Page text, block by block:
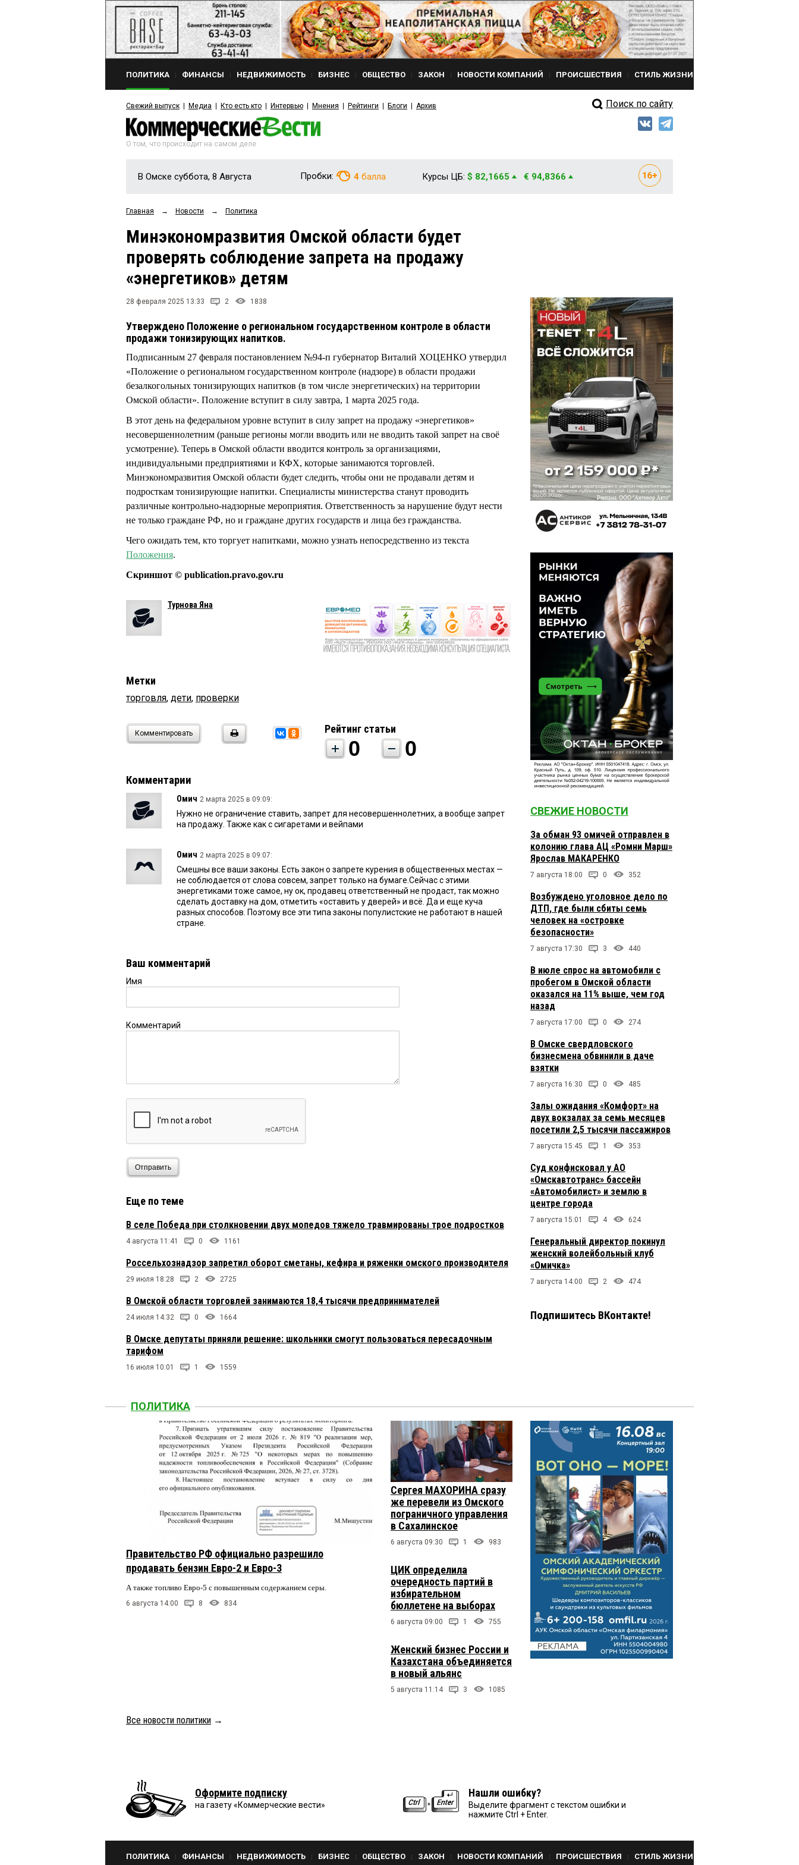
ПОЛИТИКА ФИНАНСЫ НЕДВИЖИМОСТЬ БИЗНЕС ОБЩЕСТВО ЗАКОН НОВОСТИ КОМПАНИЙ ПРОИСШЕСТВИЯ СТИЛЬ ЖИЗНИ
Свежий выпуск Медиа Кто есть кто Интервью Мнения Рейтинги Блоги Архив Поиск по сайту
О том, что происходит на самом деле
В Омске суббота, 8 Августа Пробки: 4 балла Курсы ЦБ: $ 82,1665 € 94,8366
Главная → Новости → Политика
Минэкономразвития Омской области будет
проверять соблюдение запрета на продажу
«энергетиков» детям
28 февраля 2025 13:33 2 1838
Утверждено Положение о региональном государственном контроле в области
продажи тонизирующих напитков.
Подписанным 27 февраля постановлением №94-п губернатор Виталий ХОЦЕНКО утвердил
«Положение о региональном государственном контроле (надзоре) в области продажи
безалкогольных тонизирующих напитков (в том числе энергетических) на территории
Омской области». Положение вступит в силу завтра, 1 марта 2025 года.
В этот день на федеральном уровне вступит в силу запрет на продажу «энергетиков»
несовершеннолетним (раньше регионы могли вводить или не вводить такой запрет на своё
усмотрение). Теперь в Омской области вводится контроль за организациями,
индивидуальными предприятиями и КФХ, которые занимаются торговлей.
Минэкономразвития Омской области будет следить, чтобы они не продавали детям и
подросткам тонизирующие напитки. Специалисты министерства станут проводить
различные контрольно-надзорные мероприятия. Ответственность за нарушение будут нести
не только граждане РФ, но и граждане других государств и лица без гражданства.
Чего ожидать тем, кто торгует напитками, можно узнать непосредственно из текста
Положения.
Скриншот © publication.pravo.gov.ru
Турнова Яна
Метки
торговля, дети, проверки
Комментировать Рейтинг статьи
0 0
Комментарии
Омич 2 марта 2025 в 09:09:
Нужно не ограничение ставить, запрет для несовершеннолетних, а вообще запрет
на продажу. Также как с сигаретами и вейпами
Омич 2 марта 2025 в 09:07:
Смешны все ваши законы. Есть закон о запрете курения в общественных местах —
не соблюдается от слова совсем, запрет только на бумаге.Сейчас с этими
энергетиками тоже самое, ну ок, продавец ответственный не продаст, так можно
сделать доставку на дом, отметить «оставить у дверей» и всё. Да и еще куча
разных способов. Поэтому все эти типа законы популистские не работают в нашей
стране.
Ваш комментарий
Имя
Комментарий
Отправить
Еще по теме
В селе Победа при столкновении двух мопедов тяжело травмированы трое подростков
4 августа 11:41 0 1161
Россельхознадзор запретил оборот сметаны, кефира и ряженки омского производителя
29 июля 18:28 2 2725
В Омской области торговлей занимаются 18,4 тысячи предпринимателей
24 июля 14:32 0 1664
В Омске депутаты приняли решение: школьники смогут пользоваться пересадочным
тарифом
16 июля 10:01 1 1559
СВЕЖИЕ НОВОСТИ
За обман 93 омичей отправлен в
колонию глава АЦ «Ромни Марш»
Ярослав МАКАРЕНКО
7 августа 18:00 0 352
Возбуждено уголовное дело по
ДТП, где были сбиты семь
человек на «островке
безопасности»
7 августа 17:30 3 440
В июле спрос на автомобили с
пробегом в Омской области
оказался на 11% выше, чем год
назад
7 августа 17:00 0 274
В Омске свердловского
бизнесмена обвинили в даче
взятки
7 августа 16:30 0 485
Залы ожидания «Комфорт» на
двух вокзалах за семь месяцев
посетили 2,5 тысячи пассажиров
7 августа 15:45 1 353
Суд конфисковал у АО
«Омскавтотранс» бассейн
«Автомобилист» и землю в
центре города
7 августа 15:01 4 624
Генеральный директор покинул
женский волейбольный клуб
«Омичка»
7 августа 14:00 2 474
Подпишитесь ВКонтакте!
ПОЛИТИКА
Правительство РФ официально разрешило
продавать бензин Евро-2 и Евро-3
А также топливо Евро-5 с повышенным содержанием серы.
6 августа 14:00 8 834
Сергея МАХОРИНА сразу
же перевели из Омского
пограничного управления
в Сахалинское
6 августа 09:30 1 983
ЦИК определила
очередность партий в
избирательном
бюллетене на выборах
6 августа 09:00 1 755
Женский бизнес России и
Казахстана объединяется
в новый альянс
5 августа 11:14 3 1085
Все новости политики →
Оформите подписку
на газету «Коммерческие вести»
Нашли ошибку?
Выделите фрагмент с текстом ошибки и
нажмите Ctrl + Enter.
ПОЛИТИКА ФИНАНСЫ НЕДВИЖИМОСТЬ БИЗНЕС ОБЩЕСТВО ЗАКОН НОВОСТИ КОМПАНИЙ ПРОИСШЕСТВИЯ СТИЛЬ ЖИЗНИ